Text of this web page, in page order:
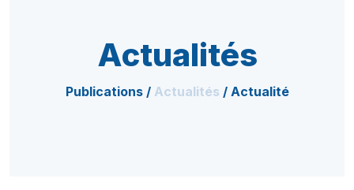
Actualités
Publications / Actualités / Actualité